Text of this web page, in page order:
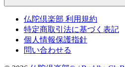
仏陀倶楽部 利用規約
特定商取引法に基づく表記
個人情報保護指針
問い合わせる